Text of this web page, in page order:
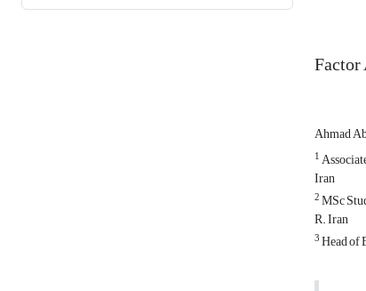
Factor
Ahmad
1
Iran
2MSc
R. Iran
3Head of